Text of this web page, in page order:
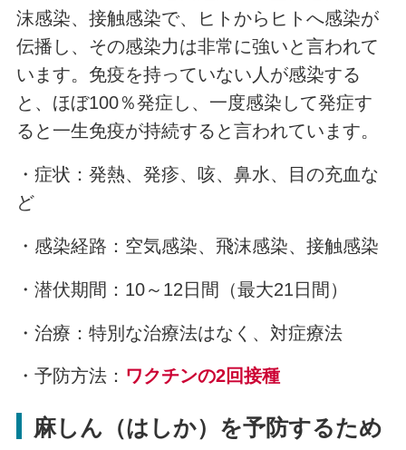
沫感染、接触感染で、ヒトからヒトへ感染が
伝播し、その感染力は非常に強いと言われて
います。免疫を持っていない人が感染する
と、ほぼ100％発症し、一度感染して発症す
ると一生免疫が持続すると言われています。
・症状：発熱、発疹、咳、鼻水、目の充血な
ど
・感染経路：空気感染、飛沫感染、接触感染
・潜伏期間：10～12日間（最大21日間）
・治療：特別な治療法はなく、対症療法
・予防方法： ワクチンの2回接種
麻しん（はしか）を予防するため